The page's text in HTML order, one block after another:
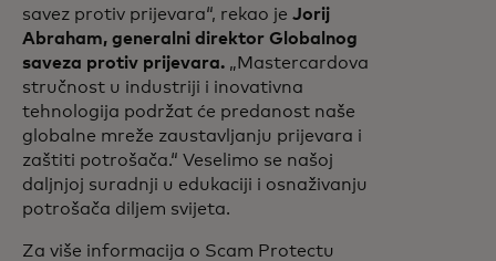
savez protiv prijevara“, rekao je Jorij
Abraham, generalni direktor Globalnog
saveza protiv prijevara. „Mastercardova
stručnost u industriji i inovativna
tehnologija podržat će predanost naše
globalne mreže zaustavljanju prijevara i
zaštiti potrošača.“ Veselimo se našoj
daljnjoj suradnji u edukaciji i osnaživanju
potrošača diljem svijeta.
Za više informacija o Scam Protectu